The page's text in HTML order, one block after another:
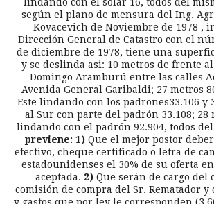
según el plano de mensura del Ing.
Kovacevich de Noviembre de 1978 ,
Dirección General de Catastro con el
de diciembre de 1978, tiene una
y se deslinda asi: 10 metros de frente
Domingo Aramburú entre las calles
Avenida General Garibaldi; 27 metros
Este lindando con los padrones33.106 y
al Sur con parte del padrón 33.108; 28
lindando con el padrón 92.904, todos
previene: 1)Que el mejor postor
efectivo, cheque certificado o letra de
estadounidenses el 30% de su oferta
aceptada. 2) Que serán de cargo del
comisión de compra del Sr. Rematador y